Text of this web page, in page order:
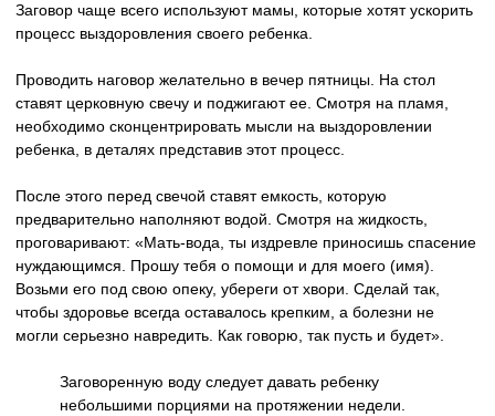
Заговор чаще всего используют мамы, которые хотят ускорить
процесс выздоровления своего ребенка.
Проводить наговор желательно в вечер пятницы. На стол
ставят церковную свечу и поджигают ее. Смотря на пламя,
необходимо сконцентрировать мысли на выздоровлении
ребенка, в деталях представив этот процесс.
После этого перед свечой ставят емкость, которую
предварительно наполняют водой. Смотря на жидкость,
проговаривают: «Мать-вода, ты издревле приносишь спасение
нуждающимся. Прошу тебя о помощи и для моего (имя).
Возьми его под свою опеку, убереги от хвори. Сделай так,
чтобы здоровье всегда оставалось крепким, а болезни не
могли серьезно навредить. Как говорю, так пусть и будет».
Заговоренную воду следует давать ребенку
небольшими порциями на протяжении недели.